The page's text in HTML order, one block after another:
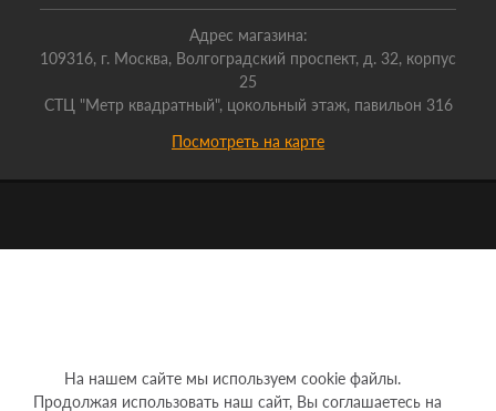
Адрес магазина:
109316, г. Москва, Волгоградский проспект, д. 32, корпус
25
СТЦ "Метр квадратный", цокольный этаж, павильон 316
Посмотреть на карте
На нашем сайте мы используем cookie файлы.
Продолжая использовать наш сайт, Вы соглашаетесь на